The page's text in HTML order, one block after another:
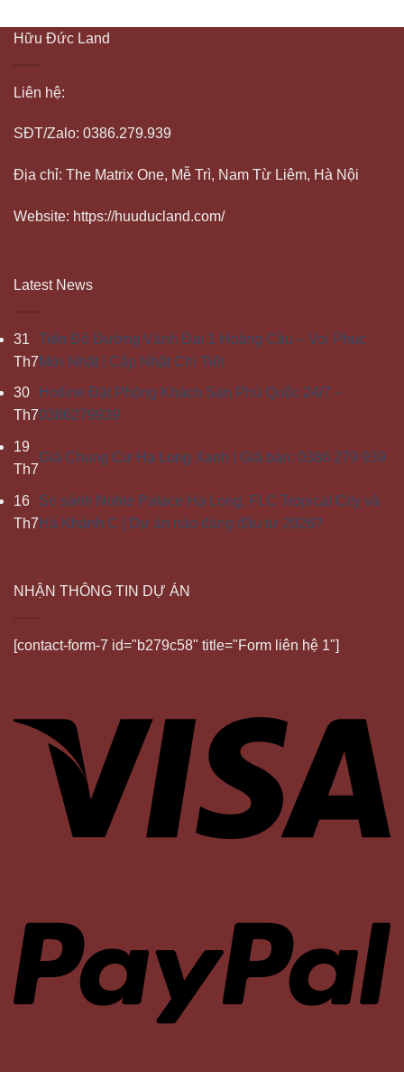
Hữu Đức Land
Liên hệ:
SĐT/Zalo: 0386.279.939
Địa chỉ: The Matrix One, Mễ Trì, Nam Từ Liêm, Hà Nội
Website: https://huuducland.com/
Latest News
31
Th7
Tiến Độ Đường Vành Đai 1 Hoàng Cầu – Voi Phục
Mới Nhất | Cập Nhật Chi Tiết
30
Th7
Hotline Đặt Phòng Khách Sạn Phú Quốc 24/7 –
0386279939
19
Th7
Giá Chung Cư Hạ Long Xanh | Giá bán: 0386 279 939
16
Th7
So sánh Noble Palace Hạ Long, FLC Tropical City và
Hà Khánh C | Dự án nào đáng đầu tư 2026?
NHẬN THÔNG TIN DỰ ÁN
[contact-form-7 id="b279c58" title="Form liên hệ 1"]